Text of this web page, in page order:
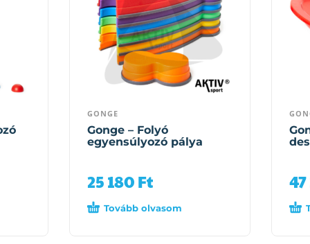
GONGE
Gonge – Folyó
egyensúlyozó pálya
25 180Ft
Tovább olvasom
47